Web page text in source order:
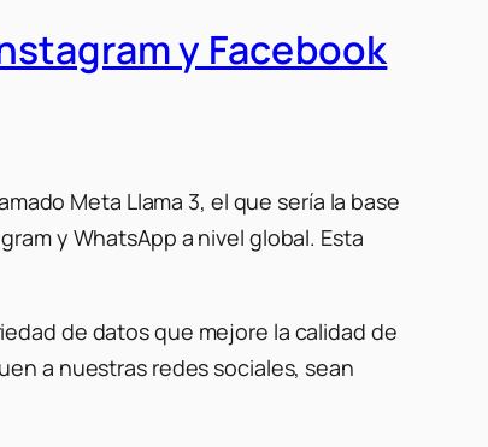
y Facebook
Meta Llama 3, el que sería la base
y WhatsApp a nivel global. Esta
de datos que mejore la calidad de
a nuestras redes sociales, sean